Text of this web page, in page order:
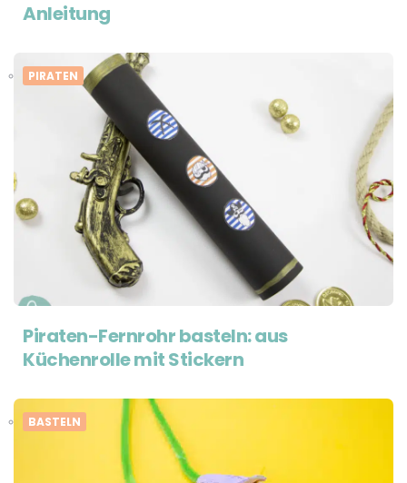
Anleitung
PIRATEN
Piraten-Fernrohr basteln: aus
Küchenrolle mit Stickern
BASTELN